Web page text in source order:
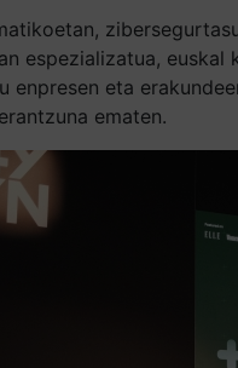
espezializatua, euskal
enpresen eta
ematen.